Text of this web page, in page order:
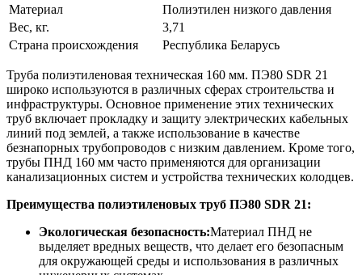
Материал
Полиэтилен низкого давления
Вес, кг.
3,71
Страна происхождения
Республика Беларусь
Труба полиэтиленовая техническая 160 мм. ПЭ80 SDR 21
широко используются в различных сферах строительства и
инфраструктуры. Основное применение этих технических
труб включает прокладку и защиту электрических кабельных
линий под землей, а также использование в качестве
безнапорных трубопроводов с низким давлением. Кроме того,
трубы ПНД 160 мм часто применяются для организации
канализационных систем и устройства технических колодцев.
Преимущества полиэтиленовых труб ПЭ80 SDR 21:
Экологическая безопасность:Материал ПНД не
выделяет вредных веществ, что делает его безопасным
для окружающей среды и использования в различных